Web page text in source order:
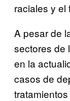
raciales y el
A pesar de
sectores de
en la
casos de